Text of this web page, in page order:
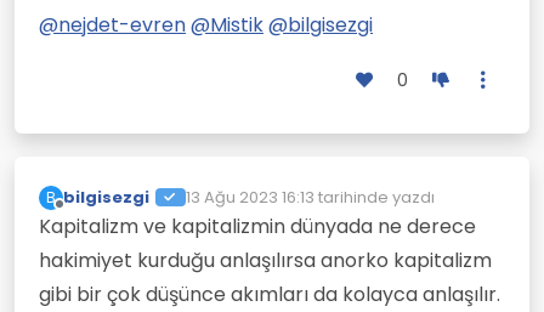
@nejdet-evren@Mistik@bilgisezgi
0
B
Çevrimdışı
bilgisezgi 13 Ağu 2023 16:13 tarihinde yazdı
Son düzenleyen:
Kapitalizm ve kapitalizmin dünyada ne derece
hakimiyet kurduğu anlaşılırsa anorko kapitalizm
gibi bir çok düşünce akımları da kolayca anlaşılır.